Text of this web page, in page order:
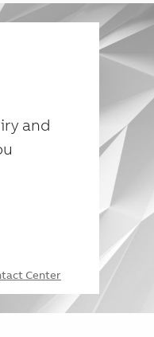
and
Center